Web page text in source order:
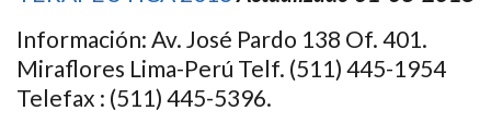
Información: Av. José Pardo 138 Of. 401.
Miraflores Lima-Perú Telf. (511) 445-1954
Telefax : (511) 445-5396.